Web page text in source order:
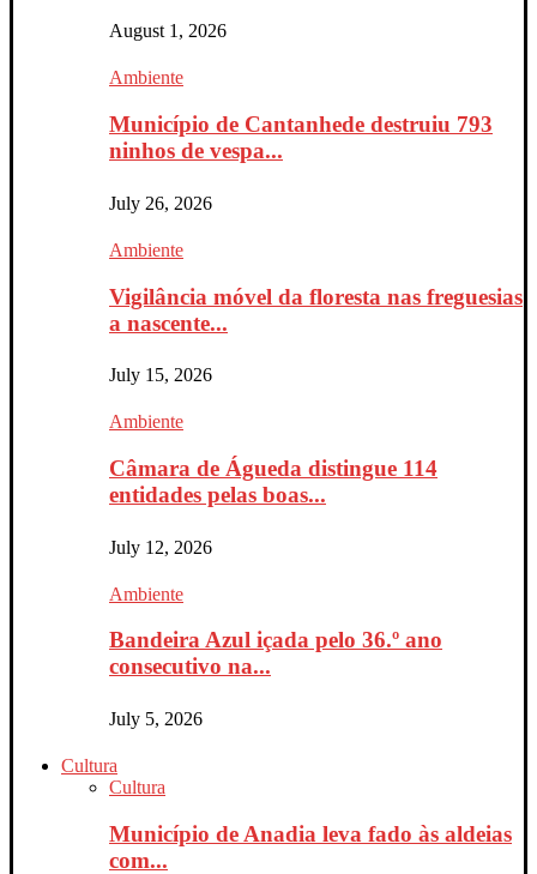
August 1, 2026
Ambiente
Município de Cantanhede destruiu 793
ninhos de vespa...
July 26, 2026
Ambiente
Vigilância móvel da floresta nas freguesias
a nascente...
July 15, 2026
Ambiente
Câmara de Águeda distingue 114
entidades pelas boas...
July 12, 2026
Ambiente
Bandeira Azul içada pelo 36.º ano
consecutivo na...
July 5, 2026
Cultura
Cultura
Município de Anadia leva fado às aldeias
com...